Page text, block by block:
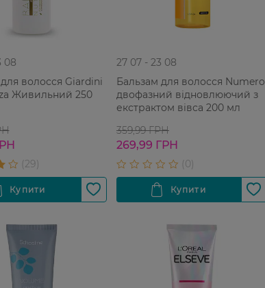
08
волосся Giardini
Живильний 250
27 07 - 23 08
Бальзам для волосся Numero
двофазний відновлюючий з
екстрактом вівса 200 мл
359,99 ГРН
269,99 ГРН